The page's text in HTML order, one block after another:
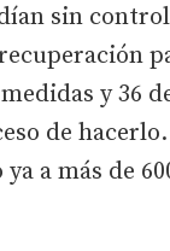
sin
y 36
de
a más de